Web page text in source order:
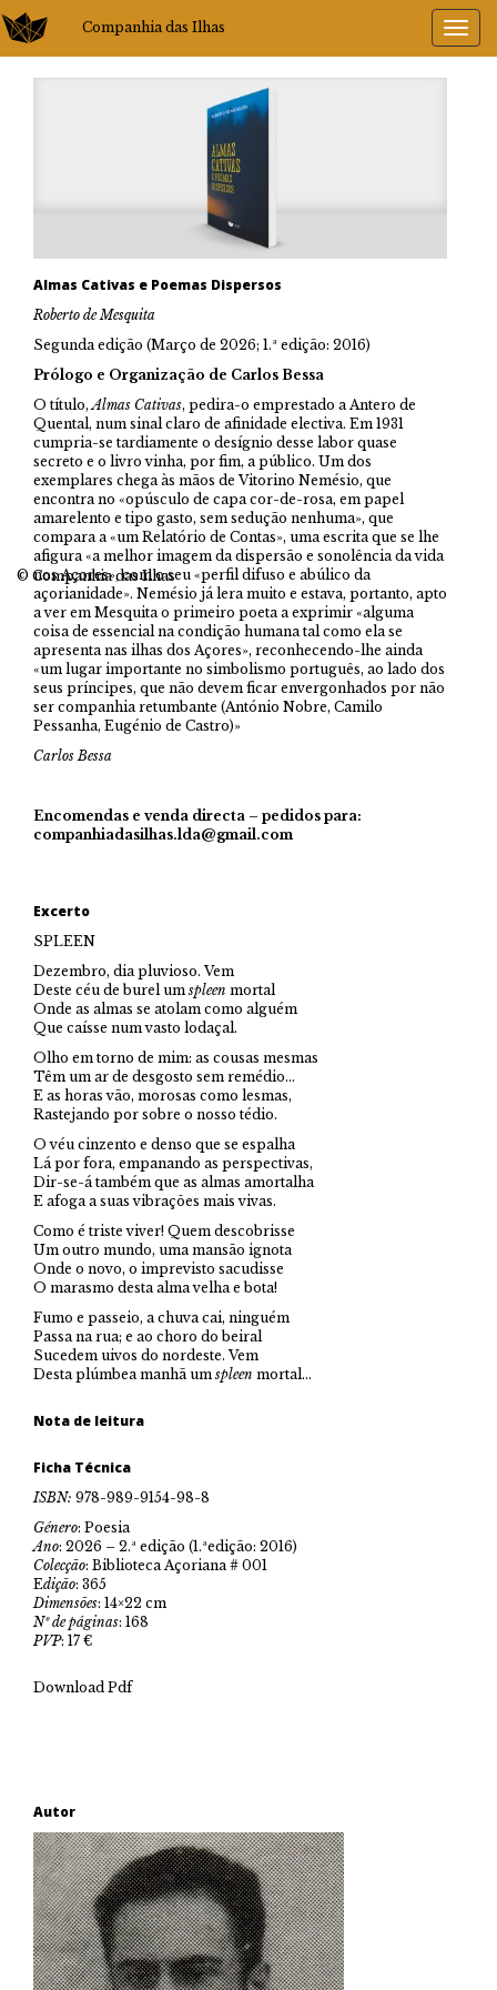
Companhia das Ilhas
Almas Cativas e Poemas Dispersos
Roberto de Mesquita
Segunda edição (Março de 2026; 1.ª edição: 2016)
Prólogo e Organização de Carlos Bessa
O título,Almas Cativas, pedira-o emprestado a Antero de
Quental, num sinal claro de afinidade electiva. Em 1931
cumpria-se tardiamente o desígnio desse labor quase
secreto e o livro vinha, por fim, a público. Um dos
exemplares chega às mãos de Vitorino Nemésio, que
encontra no «opúsculo de capa cor-de-rosa, em papel
amarelento e tipo gasto, sem sedução nenhuma», que
compara a «um Relatório de Contas», uma escrita que se lhe
afigura «a melhor imagem da dispersão e sonolência da vida
nos Açores», com o seu «perfil difuso e abúlico da
açorianidade». Nemésio já lera muito e estava, portanto, apto
a ver em Mesquita o primeiro poeta a exprimir «alguma
coisa de essencial na condição humana tal como ela se
apresenta nas ilhas dos Açores», reconhecendo-lhe ainda
«um lugar importante no simbolismo português, ao lado dos
seus príncipes, que não devem ficar envergonhados por não
ser companhia retumbante (António Nobre, Camilo
Pessanha, Eugénio de Castro)»
Carlos Bessa
Encomendas e venda directa – pedidos para:
companhiadasilhas.lda@gmail.com
Excerto
SPLEEN
Dezembro, dia pluvioso. Vem
Deste céu de burel um spleen mortal
Onde as almas se atolam como alguém
Que caísse num vasto lodaçal.
Olho em torno de mim: as cousas mesmas
Têm um ar de desgosto sem remédio…
E as horas vão, morosas como lesmas,
Rastejando por sobre o nosso tédio.
O véu cinzento e denso que se espalha
Lá por fora, empanando as perspectivas,
Dir-se-á também que as almas amortalha
E afoga a suas vibrações mais vivas.
Como é triste viver! Quem descobrisse
Um outro mundo, uma mansão ignota
Onde o novo, o imprevisto sacudisse
O marasmo desta alma velha e bota!
Fumo e passeio, a chuva cai, ninguém
Passa na rua; e ao choro do beiral
Sucedem uivos do nordeste. Vem
Desta plúmbea manhã um spleen mortal…
Nota de leitura
Ficha Técnica
ISBN: 978-989-9154-98-8
Género: Poesia
Ano: 2026 – 2.ª edição (1.ªedição: 2016)
Colecção: Biblioteca Açoriana # 001
Edição: 365
Dimensões: 14×22 cm
Nº de páginas: 168
PVP: 17 €
Download Pdf
Autor
© Companhia das Ilhas